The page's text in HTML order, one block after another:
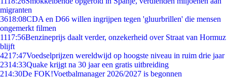
migranten
3618:08CDA en D66 willen ingrijpen tegen 'gluurbrillen' die mensen
ongemerkt filmen
1117:56Benzineprijs daalt verder, onzekerheid over Straat van Hormuz
blijft
4217:47Voedselprijzen wereldwijd op hoogste niveau in ruim drie jaar
2314:33Quake krijgt na 30 jaar een gratis uitbreiding
214:30De FOK!Voetbalmanager 2026/2027 is begonnen